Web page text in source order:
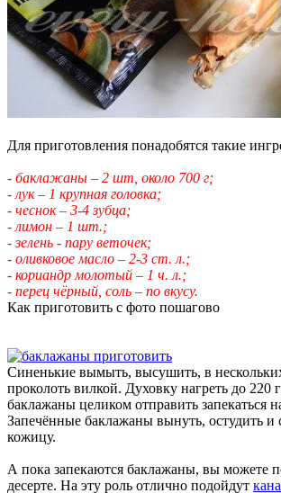
Для приготовления понадобятся такие
- баклажаны – 2 шт, около 700 г;
- лук – 1 крупная головка;
- чеснок – 3-4 зубца;
- лимон – 1 шт.;
- зелень - пару веточек;
- оливковое масло – 2-3 ст. л.;
- кориандр молотый – 1 ч. л.;
- перец чёрный, соль – по вкусу.
Как приготовить с фото пошагово
Синенькие вымыть, высушить, в
проколоть вилкой. Духовку нагреть до 220
баклажаны целиком отправить запекаться
Запечённые баклажаны вынуть, остудить и
кожицу.
А пока запекаются баклажаны, вы можете
десерте. На эту роль отлично подойдут